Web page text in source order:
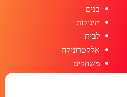
בנים
תינוקות
לבית
אלקטרוניקה
משחקים